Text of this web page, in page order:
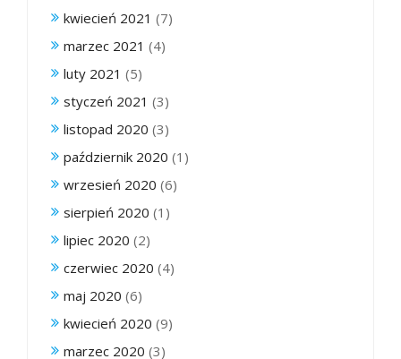
kwiecień 2021 (7)
marzec 2021 (4)
luty 2021 (5)
styczeń 2021 (3)
listopad 2020 (3)
październik 2020 (1)
wrzesień 2020 (6)
sierpień 2020 (1)
lipiec 2020 (2)
czerwiec 2020 (4)
maj 2020 (6)
kwiecień 2020 (9)
marzec 2020 (3)